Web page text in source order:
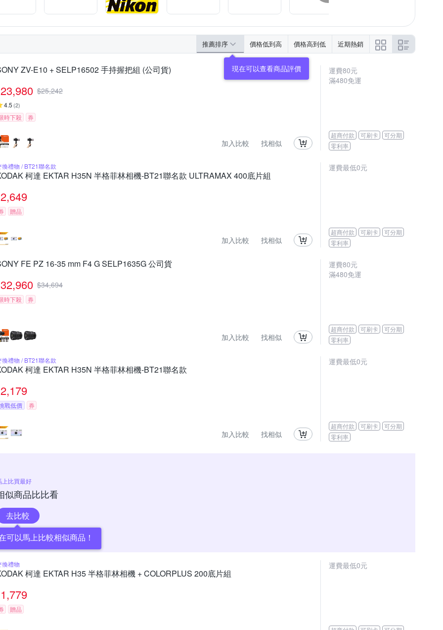
推薦排序 價格低到高 價格高到低 近期熱銷
ZV-E10 + SELP16502 手持握把組 (公司貨)
23,980 $25,242
4.5 (2)
時下殺 券
加入比較 找相似
運費80元
滿480免運
超商付款 可刷卡
可分期
零利率
換禮物 / BT21聯名款
柯達 EKTAR H35N 半格菲林相機-BT21聯名款 ULTRAMAX 400底片組
2,649
贈品
加入比較 找相似
運費最低0元
超商付款 可刷卡
可分期
零利率
FE PZ 16-35 mm F4 G SELP1635G 公司貨
32,960 $34,694
時下殺 券
加入比較 找相似
運費80元
滿480免運
超商付款 可刷卡
可分期
零利率
換禮物 / BT21聯名款
柯達 EKTAR H35N 半格菲林相機-BT21聯名款
2,179
戰低價 券
加入比較 找相似
運費最低0元
超商付款 可刷卡
可分期
零利率
上比買最好
似商品比比看
去比較
可以馬上比較相似商品！
換禮物
柯達 EKTAR H35 半格菲林相機 + COLORPLUS 200底片組
1,779
贈品
運費最低0元